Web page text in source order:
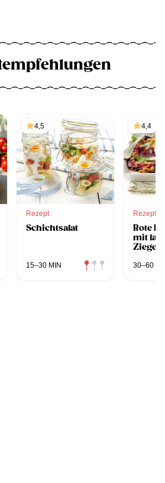
4,5
Rezept
Schichtsalat
15–30 MIN
4,4
Rezept
Rote
mit
30–60